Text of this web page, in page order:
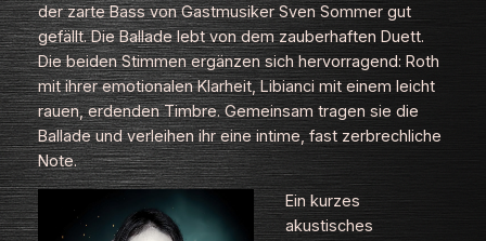
der zarte Bass von Gastmusiker Sven Sommer gut
gefällt. Die Ballade lebt von dem zauberhaften Duett.
Die beiden Stimmen ergänzen sich hervorragend: Roth
mit ihrer emotionalen Klarheit, Libianci mit einem leicht
rauen, erdenden Timbre. Gemeinsam tragen sie die
Ballade und verleihen ihr eine intime, fast zerbrechliche
Note.
Ein kurzes
akustisches